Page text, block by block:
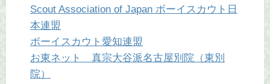
Scout Association of Japan ボーイスカウト日
本連盟
ボーイスカウト愛知連盟
お東ネット 真宗大谷派名古屋別院（東別
院）